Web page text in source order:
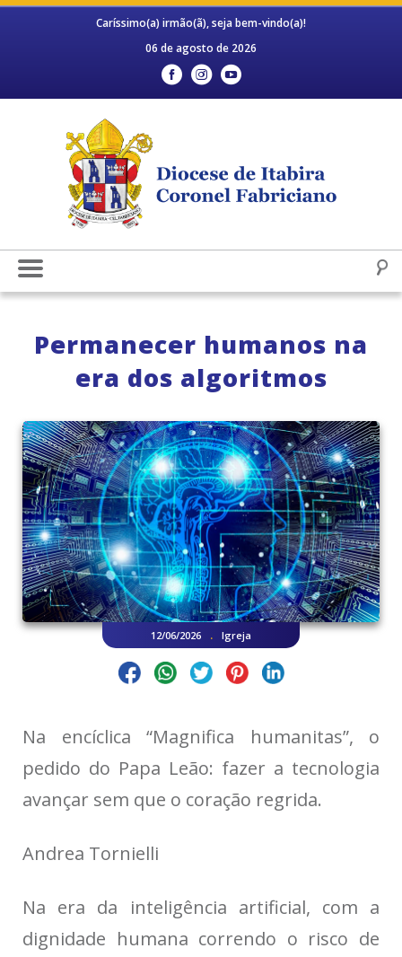
Caríssimo(a) irmão(ã), seja bem-vindo(a)!
06 de agosto de 2026
Permanecer humanos na
era dos algoritmos
12/06/2026 . Igreja
Na encíclica “Magnifica humanitas”, o
pedido do Papa Leão: fazer a tecnologia
avançar sem que o coração regrida.
Andrea Tornielli
Na era da inteligência artificial, com a
dignidade humana correndo o risco de